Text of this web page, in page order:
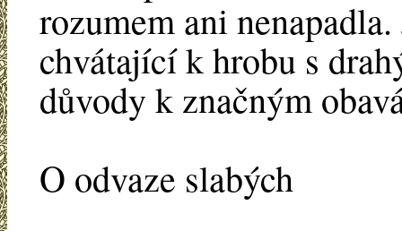
rozumem ani
chvátající k hrobu s
důvody k značným
O odvaze slabých